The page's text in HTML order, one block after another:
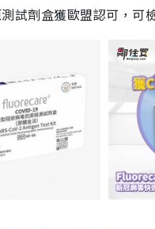
試劑盒獲歐盟認可，